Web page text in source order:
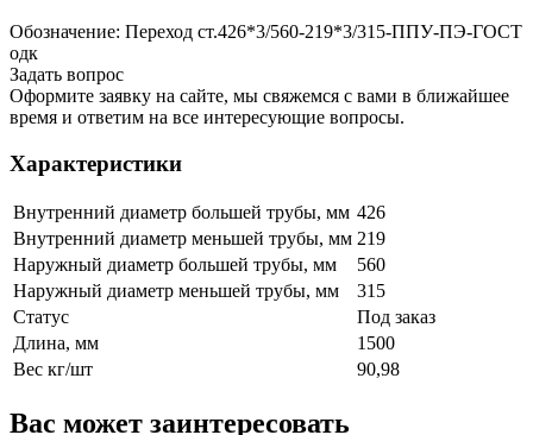
Обозначение: Переход ст.426*3/560-219*3/315-ППУ-ПЭ-ГОСТ
одк
Задать вопрос
Оформите заявку на сайте, мы свяжемся с вами в ближайшее
время и ответим на все интересующие вопросы.
Характеристики
Внутренний диаметр большей трубы, мм 426
Внутренний диаметр меньшей трубы, мм 219
Наружный диаметр большей трубы, мм
560
Наружный диаметр меньшей трубы, мм
315
Статус
Под заказ
Длина, мм
1500
Вес кг/шт
90,98
Вас может заинтересовать